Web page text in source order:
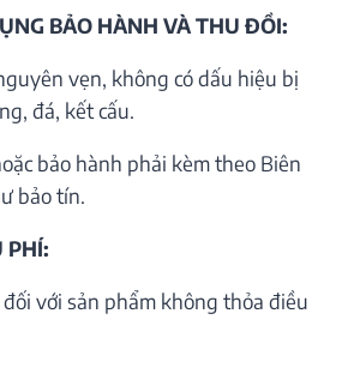
BẢO HÀNH VÀ THU ĐỒI:
vẹn, không có dấu hiệu bị
đá, kết cấu.
bảo hành phải kèm theo Biên
bảo tín.
PHÍ:
với sản phẩm không thỏa điều